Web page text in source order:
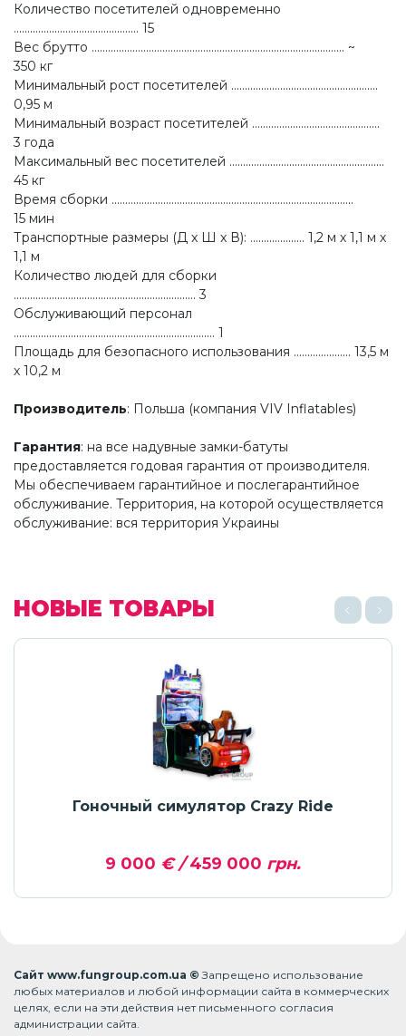
Количество посетителей одновременно
.............................................. 15
Вес брутто ............................................................................................. ~
350 кг
Минимальный рост посетителей ......................................................
0,95 м
Минимальный возраст посетителей ...............................................
3 года
Максимальный вес посетителей .........................................................
45 кг
Время сборки .........................................................................................
15 мин
Транспортные размеры (Д x Ш x В): .................... 1,2 м х 1,1 м х
1,1 м
Количество людей для сборки
................................................................... 3
Обслуживающий персонал
.......................................................................... 1
Площадь для безопасного использования ..................... 13,5 м
х 10,2 м
Производитель: Польша (компания VIV Inflatables)
Гарантия: на все надувные замки-батуты
предоставляется годовая гарантия от производителя.
Мы обеспечиваем гарантийное и послегарантийное
обслуживание. Территория, на которой осуществляется
обслуживание: вся территория Украины
НОВЫЕ ТОВАРЫ
Гоночный симулятор Crazy Ride
9 000 € /459 000 грн.
Сайт www.fungroup.com.ua ©Запрещено использование
любых материалов и любой информации сайта в коммерческих
целях, если на эти действия нет письменного согласия
администрации сайта.